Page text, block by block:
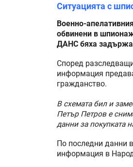
Ситуацията с
Военно-
обвинени в
ДАНС бяха
Според
информация
гражданство.
В схемата бил и
Петър Петров е
данни за покупката
По последни данни
информация в